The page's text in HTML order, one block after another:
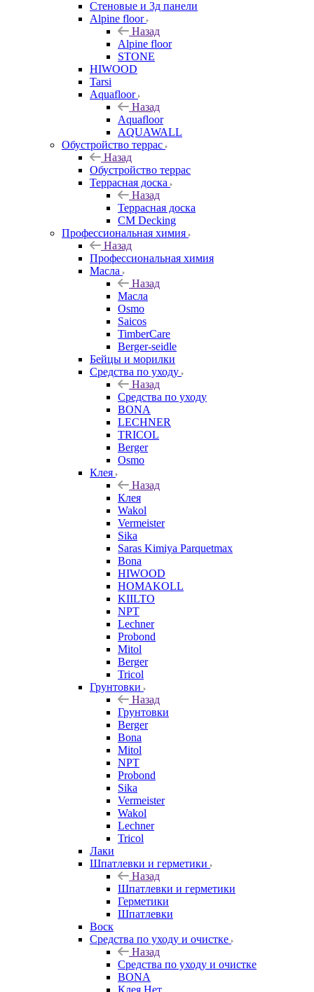
Стеновые и 3д панели
Alpine floor
Назад
Alpine floor
STONE
HIWOOD
Tarsi
Aquafloor
Назад
Aquafloor
AQUAWALL
Обустройство террас
Назад
Обустройство террас
Террасная доска
Назад
Террасная доска
CM Decking
Профессиональная химия
Назад
Профессиональная химия
Масла
Назад
Масла
Osmo
Saicos
TimberCare
Berger-seidle
Бейцы и морилки
Средства по уходу
Назад
Средства по уходу
BONA
LECHNER
TRICOL
Berger
Osmo
Клея
Назад
Клея
Wakol
Vermeister
Sika
Saras Kimiya Parquetmax
Bona
HIWOOD
HOMAKOLL
KIILTO
NPT
Lechner
Probond
Mitol
Berger
Tricol
Грунтовки
Назад
Грунтовки
Berger
Bona
Mitol
NPT
Probond
Sika
Vermeister
Wakol
Lechner
Tricol
Лаки
Шпатлевки и герметики
Назад
Шпатлевки и герметики
Герметики
Шпатлевки
Воск
Средства по уходу и очистке
Назад
Средства по уходу и очистке
BONA
Клея Нет